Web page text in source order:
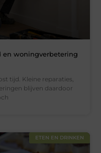
en woningverbetering
tijd. Kleine reparaties,
blijven daardoor
ETEN EN DRINKEN